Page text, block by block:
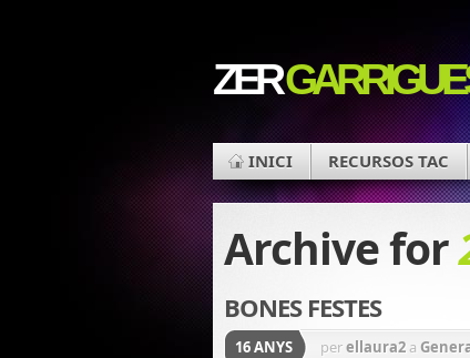
ZER
INICI RECURSOS TAC
Archive for
BONES FESTES
16 ANYS perellaura2 a